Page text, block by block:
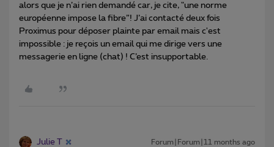
alors que je n’ai rien demandé car, je cite, "une norme
européenne impose la fibre”! J’ai contacté deux fois
Proximus pour déposer plainte par email mais c'est
impossible : je reçois un email qui me dirige vers une
messagerie en ligne (chat) ! C’est insupportable.
Julie T Forum|Forum|11 months ago